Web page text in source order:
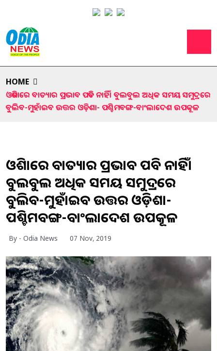
HOME
ଓଡିଶାରେ ବାତ୍ୟାର ପ୍ରଭାବ ପଡିବ ନାହିଁ। ବୁଲବୁଲ ଅଧିକ ସମୟ ସମୁଦ୍ରରେ
ବୁଲିବ-ମୁହାଁଇବ ଉତ୍ତର ଓଡ଼ିଶା- ପଶ୍ଚିମବଙ୍ଗ-ବାଂଲାଦେଶ ଉପକୂଳ
ଓଡିଶାରେ ବାତ୍ୟାର ପ୍ରଭାବ ପଡିବ ନାହିଁ।
ବୁଲବୁଲ ଅଧିକ ସମୟ ସମୁଦ୍ରରେ
ବୁଲିବ-ମୁହାଁଇବ ଉତ୍ତର ଓଡ଼ିଶା-
ପଶ୍ଚିମବଙ୍ଗ-ବାଂଲାଦେଶ ଉପକୂଳ
By - Odia News 07 Nov, 2019